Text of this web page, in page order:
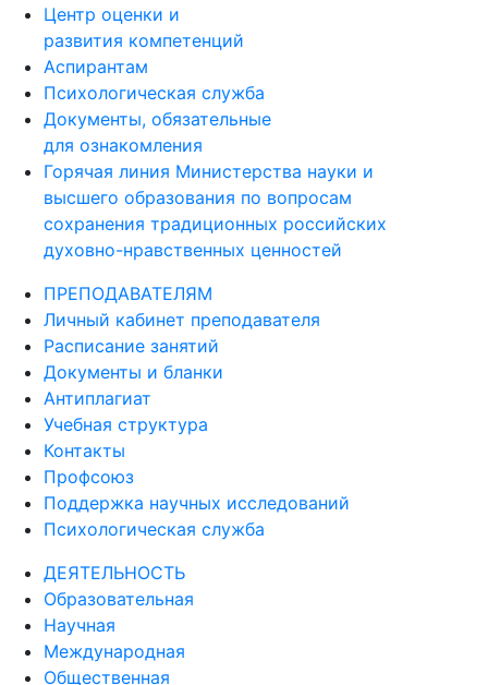
Центр оценки и
развития компетенций
Аспирантам
Психологическая служба
Документы, обязательные
для ознакомления
Горячая линия Министерства науки и
высшего образования по вопросам
сохранения традиционных российских
духовно-нравственных ценностей
ПРЕПОДАВАТЕЛЯМ
Личный кабинет преподавателя
Расписание занятий
Документы и бланки
Антиплагиат
Учебная структура
Контакты
Профсоюз
Поддержка научных исследований
Психологическая служба
ДЕЯТЕЛЬНОСТЬ
Образовательная
Научная
Международная
Общественная